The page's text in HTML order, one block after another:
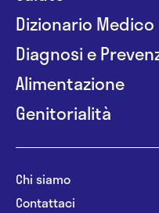
Dizionario Medico
Diagnosi e
Alimentazione
Genitorialità
Chi siamo
Contattaci